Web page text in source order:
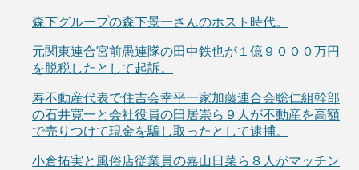
森下グループの森下景一さんのホスト時代。
元関東連合宮前愚連隊の田中鉄也が１億９０００万円
を脱税したとして起訴。
寿不動産代表で住吉会幸平一家加藤連合会聡仁組幹部
の石井寛一と会社役員の臼居崇ら９人が不動産を高額
で売りつけて現金を騙し取ったとして逮捕。
小倉拓実と風俗店従業員の嘉山日菜ら８人がマッチン